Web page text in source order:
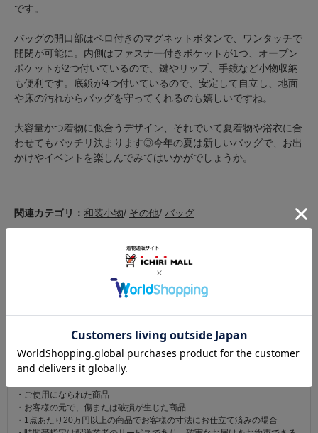
です。
バッグの開口部はベロ付きのマグネットボタンで、ワンタッチで
開閉が可能に。内側はファスナー付きポケットが1つ、オープン
ポケットが2つ付いているので、鍵やリップ、手鏡など小物収納
も便利です。底鋲が4つ付いているので、安定して自立し、地面
や床の汚れからバッグを守ってくれるのも嬉しいですね。
大容量かつ着物に似合うデザイン、それでいて夏着物や浴衣に合
わせてもバッチリ決まります◎今年の夏は新しいバッグで、お出
かけやイベントを楽しんでみてはいかがでしょうか。
関連カテゴリ： 和装小物/ その他/ バッグ
この商品を見た人は
こちらの商品も見ています
注意事項
お仕立て後、お客様の手元に届いてから30日以内であれば返品可能です。
返品にかかる送料は無料です。
ただし次に該当するものは返品をお受けできません。
・ご使用になられた商品
・お客様の元で、傷または破損が生じた商品
・1点あたり20万円以上の商品でお客様の寸法にお仕立て済みの場合